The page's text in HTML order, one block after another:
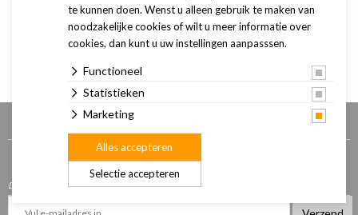
Toon
Getoonde artikelen 1 - 1 van 1
Meld je aan voor onze nieuwsbrief
De laatste trends, leukste activiteiten en beste acties
te kunnen doen. Wenst u alleen gebruik te maken van
noodzakelijke cookies of wilt u meer informatie over
cookies, dan kunt u uw instellingen aanpasssen.
Functioneel
Statistieken
Marketing
Selectie accepteren
Alles accepteren